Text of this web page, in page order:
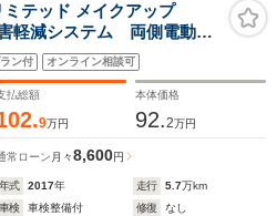
テッド メイクアップ
減システム 両側電動ド
ー ETC オートライ
CD フルセグ LED
ン付 オンライン相談可
払総額
9万円
本体価格
92.2万円
常ローン 月々8,600円
年式 2017年 走行 5.7万km
車検
車検整備付 修復
なし